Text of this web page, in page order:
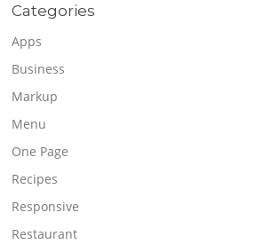
Categories
Apps
Business
Markup
Menu
One Page
Recipes
Responsive
Restaurant